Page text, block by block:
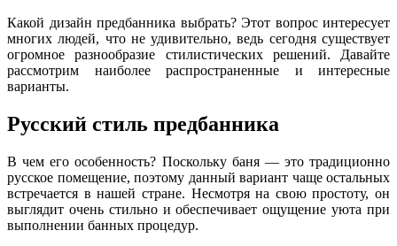
Какой дизайн предбанника выбрать? Этот вопрос интересует
многих людей, что не удивительно, ведь сегодня существует
огромное разнообразие стилистических решений. Давайте
рассмотрим наиболее распространенные и интересные
варианты.
Русский стиль предбанника
В чем его особенность? Поскольку баня — это традиционно
русское помещение, поэтому данный вариант чаще остальных
встречается в нашей стране. Несмотря на свою простоту, он
выглядит очень стильно и обеспечивает ощущение уюта при
выполнении банных процедур.